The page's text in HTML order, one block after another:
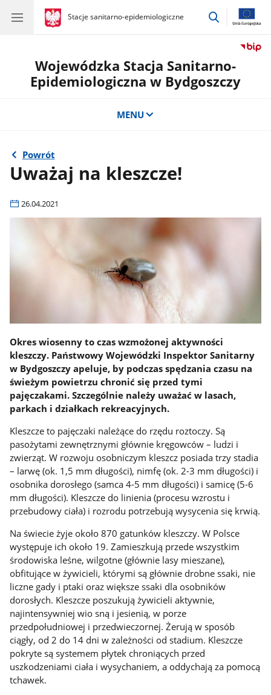
gov.pl
Stacje sanitarno-epidemiologiczne
gov.pl
Stacje
przejdź
Wojewódzka Stacja Sanitarno-
Epidemiologiczna w Bydgoszczy
MENU
Powrót
Uważaj na kleszcze!
26.04.2021
Okres wiosenny to czas wzmożonej aktywności
kleszczy. Państwowy Wojewódzki Inspektor Sanitarny
w Bydgoszczy apeluje, by podczas spędzania czasu na
świeżym powietrzu chronić się przed tymi
pajęczakami. Szczególnie należy uważać w lasach,
parkach i działkach rekreacyjnych.
Kleszcze to pajęczaki należące do rzędu roztoczy. Są
pasożytami zewnętrznymi głównie kręgowców – ludzi i
zwierząt. W rozwoju osobniczym kleszcz posiada trzy stadia
– larwę (ok. 1,5 mm długości), nimfę (ok. 2-3 mm długości) i
osobnika dorosłego (samca 4-5 mm długości) i samicę (5-6
mm długości). Kleszcze do linienia (procesu wzrostu i
przebudowy ciała) i rozrodu potrzebują wysycenia się krwią.
Na świecie żyje około 870 gatunków kleszczy. W Polsce
występuje ich około 19. Zamieszkują przede wszystkim
środowiska leśne, wilgotne (głównie lasy mieszane),
obfitujące w żywicieli, którymi są głównie drobne ssaki, nie
liczne gady i ptaki oraz większe ssaki dla osobników
dorosłych. Kleszcze poszukują żywicieli aktywnie,
najintensywniej wio sną i jesienią, w porze
przedpołudniowej i przedwieczornej. Żerują w sposób
ciągły, od 2 do 14 dni w zależności od stadium. Kleszcze
pokryte są systemem płytek chroniących przed
uszkodzeniami ciała i wysychaniem, a oddychają za pomocą
tchawek.